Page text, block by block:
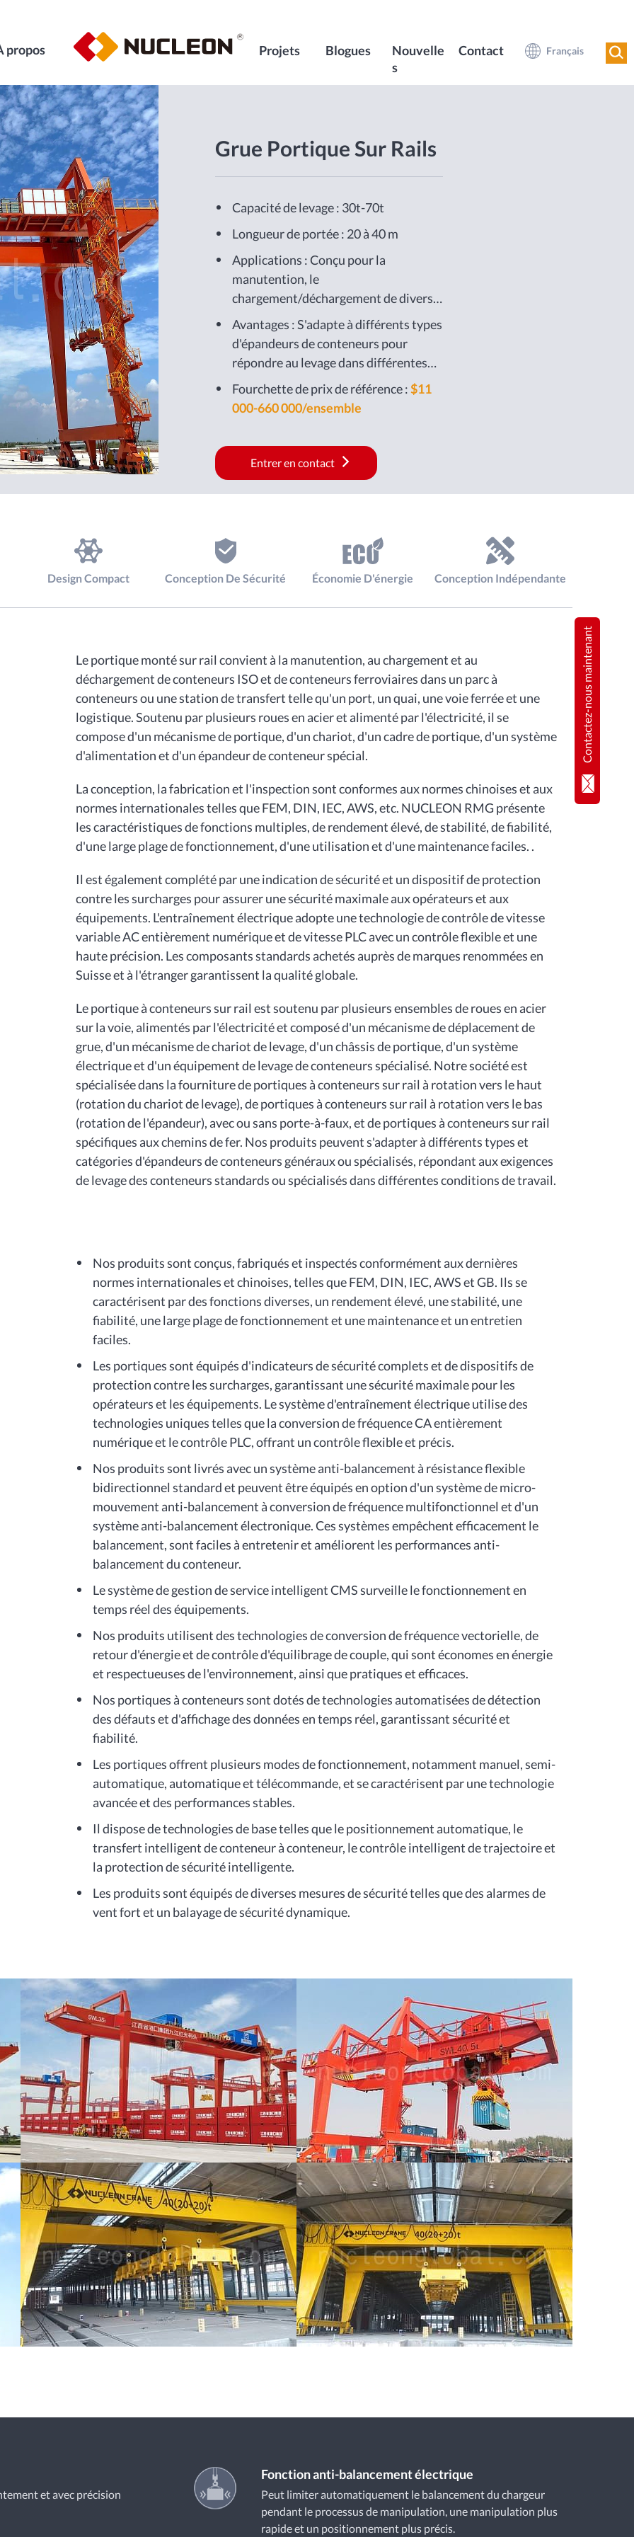
propos Projets Blogues
Nouvelle
s
Contact Français
Grue Portique Sur Rails
Capacité de levage : 30t-70t
Longueur de portée : 20 à 40 m
Applications : Conçu pour la
manutention, le
chargement/déchargement de divers
conteneurs ou caisses larges
ferroviaires dans les parcs à
conteneurs des ports, des quais, des
chemins de fer, de la logistique, etc.
Avantages : S'adapte à différents types
d'épandeurs de conteneurs pour
répondre au levage dans différentes
conditions de travail.
Fourchette de prix de référence :$11
000-660 000/ensemble
Entrer en contact
Design Compact Conception De Sécurité Économie D'énergie Conception Indépendante
Le portique monté sur rail convient à la manutention, au chargement et au
déchargement de conteneurs ISO et de conteneurs ferroviaires dans un parc à
conteneurs ou une station de transfert telle qu'un port, un quai, une voie ferrée et une
logistique. Soutenu par plusieurs roues en acier et alimenté par l'électricité, il se
compose d'un mécanisme de portique, d'un chariot, d'un cadre de portique, d'un système
d'alimentation et d'un épandeur de conteneur spécial.
La conception, la fabrication et l'inspection sont conformes aux normes chinoises et aux
normes internationales telles que FEM, DIN, IEC, AWS, etc. NUCLEON RMG présente
les caractéristiques de fonctions multiples, de rendement élevé, de stabilité, de fiabilité,
d'une large plage de fonctionnement, d'une utilisation et d'une maintenance faciles. .
Il est également complété par une indication de sécurité et un dispositif de protection
contre les surcharges pour assurer une sécurité maximale aux opérateurs et aux
équipements. L'entraînement électrique adopte une technologie de contrôle de vitesse
variable AC entièrement numérique et de vitesse PLC avec un contrôle flexible et une
haute précision. Les composants standards achetés auprès de marques renommées en
Suisse et à l'étranger garantissent la qualité globale.
Le portique à conteneurs sur rail est soutenu par plusieurs ensembles de roues en acier
sur la voie, alimentés par l'électricité et composé d'un mécanisme de déplacement de
grue, d'un mécanisme de chariot de levage, d'un châssis de portique, d'un système
électrique et d'un équipement de levage de conteneurs spécialisé. Notre société est
spécialisée dans la fourniture de portiques à conteneurs sur rail à rotation vers le haut
(rotation du chariot de levage), de portiques à conteneurs sur rail à rotation vers le bas
(rotation de l'épandeur), avec ou sans porte-à-faux, et de portiques à conteneurs sur rail
spécifiques aux chemins de fer. Nos produits peuvent s'adapter à différents types et
catégories d'épandeurs de conteneurs généraux ou spécialisés, répondant aux exigences
de levage des conteneurs standards ou spécialisés dans différentes conditions de travail.
Nos produits sont conçus, fabriqués et inspectés conformément aux dernières
normes internationales et chinoises, telles que FEM, DIN, IEC, AWS et GB. Ils se
caractérisent par des fonctions diverses, un rendement élevé, une stabilité, une
fiabilité, une large plage de fonctionnement et une maintenance et un entretien
faciles.
Les portiques sont équipés d'indicateurs de sécurité complets et de dispositifs de
protection contre les surcharges, garantissant une sécurité maximale pour les
opérateurs et les équipements. Le système d'entraînement électrique utilise des
technologies uniques telles que la conversion de fréquence CA entièrement
numérique et le contrôle PLC, offrant un contrôle flexible et précis.
Nos produits sont livrés avec un système anti-balancement à résistance flexible
bidirectionnel standard et peuvent être équipés en option d'un système de micro-
mouvement anti-balancement à conversion de fréquence multifonctionnel et d'un
système anti-balancement électronique. Ces systèmes empêchent efficacement le
balancement, sont faciles à entretenir et améliorent les performances anti-
balancement du conteneur.
Le système de gestion de service intelligent CMS surveille le fonctionnement en
temps réel des équipements.
Nos produits utilisent des technologies de conversion de fréquence vectorielle, de
retour d'énergie et de contrôle d'équilibrage de couple, qui sont économes en énergie
et respectueuses de l'environnement, ainsi que pratiques et efficaces.
Nos portiques à conteneurs sont dotés de technologies automatisées de détection
des défauts et d'affichage des données en temps réel, garantissant sécurité et
fiabilité.
Les portiques offrent plusieurs modes de fonctionnement, notamment manuel, semi-
automatique, automatique et télécommande, et se caractérisent par une technologie
avancée et des performances stables.
Il dispose de technologies de base telles que le positionnement automatique, le
transfert intelligent de conteneur à conteneur, le contrôle intelligent de trajectoire et
la protection de sécurité intelligente.
Les produits sont équipés de diverses mesures de sécurité telles que des alarmes de
vent fort et un balayage de sécurité dynamique.
et avec précision
Fonction anti-balancement électrique
Peut limiter automatiquement le balancement du chargeur
pendant le processus de manipulation, une manipulation plus
rapide et un positionnement plus précis.
Contactez-nous maintenant